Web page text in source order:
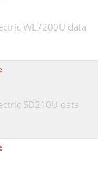
WL7200U data
SD210U data